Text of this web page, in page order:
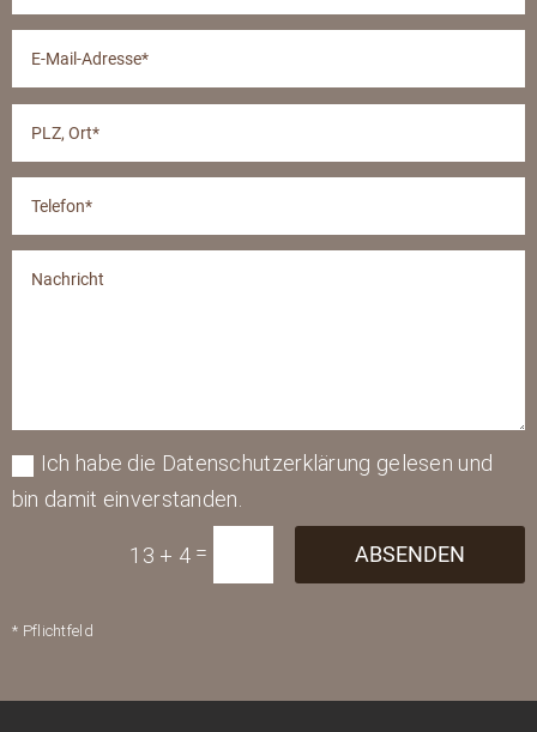
Ich habe die Datenschutzerklärung gelesen und
bin damit einverstanden.
13 + 4 = ABSENDEN
* Pflichtfeld